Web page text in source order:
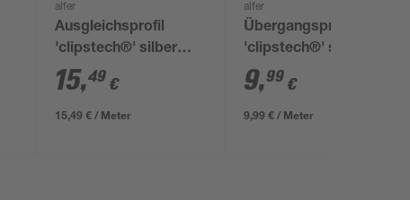
alfer
Ausgleichsprofil
'clipstech®' silber
1000 x 56 mm
15,49 €
15,49 € / Meter
alfer
Übergangsprofil
'clipstech®' silber
1000 x 46 mm
9,99 €
9,99 € / Meter